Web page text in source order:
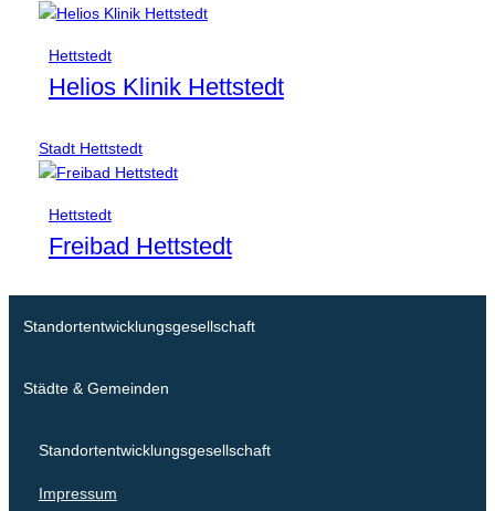
Hettstedt
Helios Klinik Hettstedt
Stadt Hettstedt
Hettstedt
Freibad Hettstedt
Standortentwicklungsgesellschaft
Städte & Gemeinden
Standortentwicklungsgesellschaft
Impressum